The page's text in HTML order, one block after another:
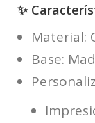
✨
Material:
Base: